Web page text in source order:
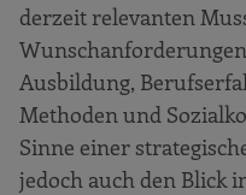
derzeit relevanten
Ausbildung,
Methoden und
Sinne einer
jedoch auch den Blick